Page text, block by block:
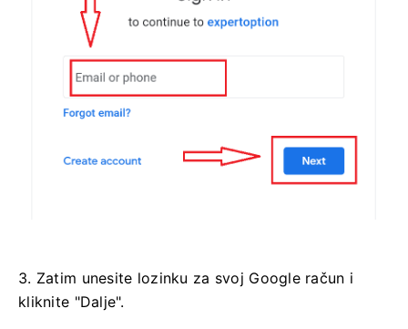
3. Zatim unesite lozinku za svoj Google račun i
kliknite "Dalje".